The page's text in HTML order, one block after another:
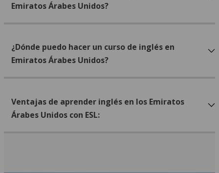
Emiratos Árabes Unidos?
¿Dónde puedo hacer un curso de inglés en
Emiratos Árabes Unidos?
Ventajas de aprender inglés en los Emiratos
Árabes Unidos con ESL: